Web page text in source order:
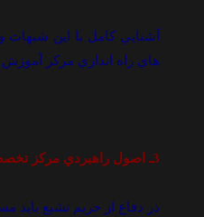
آشنايي کامل با اين
هاي راه اندازي مرکز
3ـ اصول راهبردي مرکز تخصصي آموزش شيعه شناسي حوزه علميه قم
در دفاع از حريم تشيع بايد